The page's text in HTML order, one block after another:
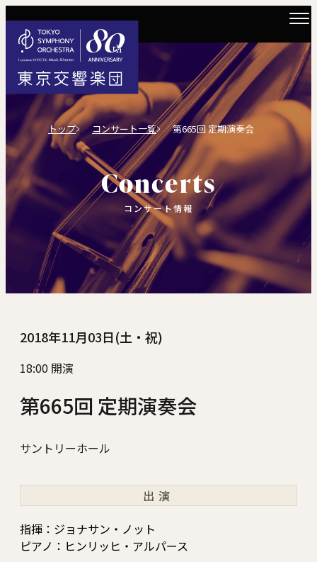
トップ コンサート一覧 第665回 定期演奏会
Concerts
コンサート情報
2018年11月03日(土・祝)
18:00 開演
第665回 定期演奏会
サントリーホール
出演
指揮：ジョナサン・ノット
ピアノ：ヒンリッヒ・アルパース